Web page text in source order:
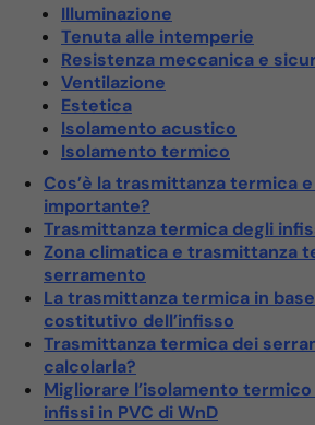
Illuminazione
Tenuta alle intemperie
Resistenza meccanica e
Ventilazione
Estetica
Isolamento acustico
Isolamento termico
Cos’è la trasmittanza termica
importante?
Trasmittanza termica degli
Zona climatica e trasmittanza
serramento
La trasmittanza termica in
costitutivo dell’infisso
Trasmittanza termica dei
calcolarla?
Migliorare l’isolamento
infissi in PVC di WnD